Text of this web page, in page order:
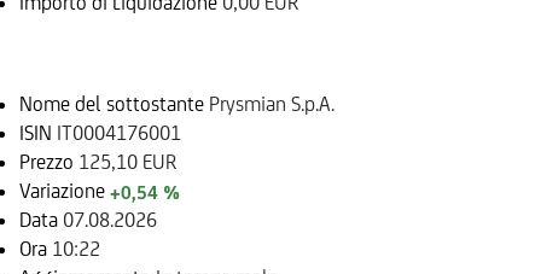
Nome del sottostante Prysmian S.p.A.
ISIN IT0004176001
Prezzo 125,10 EUR
Variazione +0,54 %
Data 07.08.2026
Ora 10:22